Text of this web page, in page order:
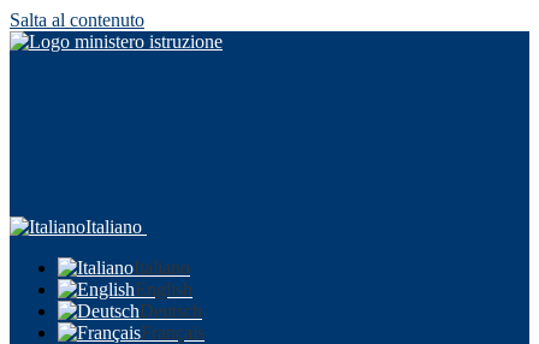
Salta al contenuto
Italiano
Italiano
English
Deutsch
Français